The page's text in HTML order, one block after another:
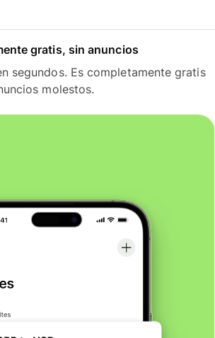
gratis, sin anuncios
segundos. Es completamente gratis
molestos.